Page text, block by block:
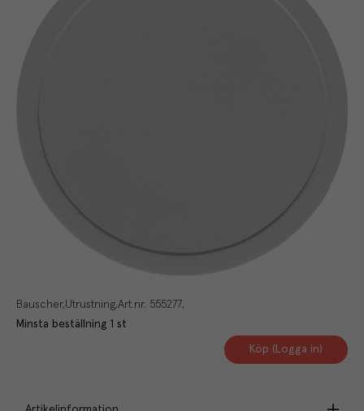
Bauscher Utrustning Art.nr. 555277
Minsta beställning 1 st
Köp (Logga in)